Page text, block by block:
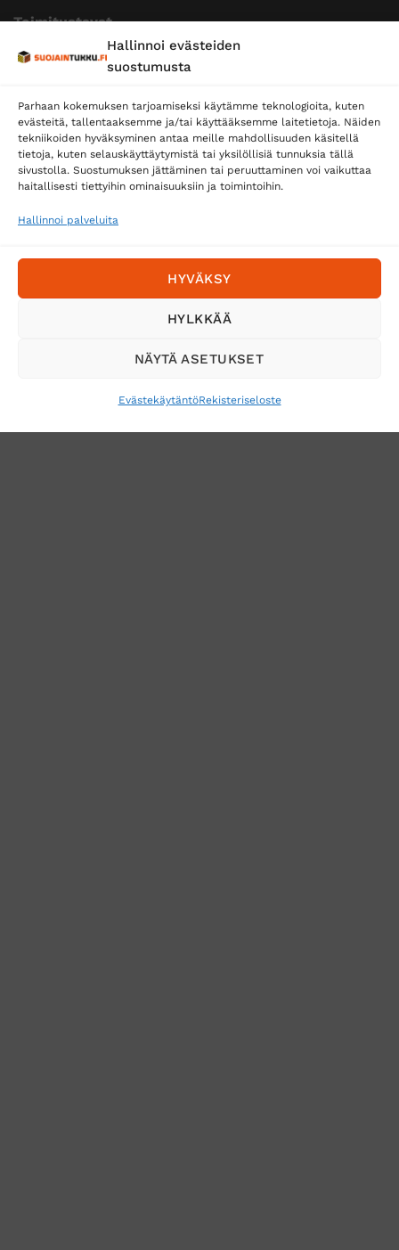
Hallinnoi evästeiden
suostumusta
Parhaan kokemuksen tarjoamiseksi käytämme teknologioita, kuten
evästeitä, tallentaaksemme ja/tai käyttääksemme laitetietoja. Näiden
tekniikoiden hyväksyminen antaa meille mahdollisuuden käsitellä
tietoja, kuten selauskäyttäytymistä tai yksilöllisiä tunnuksia tällä
sivustolla. Suostumuksen jättäminen tai peruuttaminen voi vaikuttaa
haitallisesti tiettyihin ominaisuuksiin ja toimintoihin.
Hallinnoi palveluita
HYVÄKSY
HYLKKÄÄ
NÄYTÄ ASETUKSET
EvästekäytäntöRekisteriseloste
Toimitustavat
Posti
Postnord
Tilaa uutiskirje ja saat erikoisalennuksia